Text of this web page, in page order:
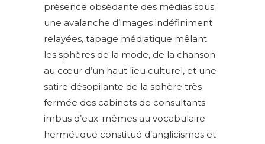
présence obsédante des médias sous
une avalanche d’images indéfiniment
relayées, tapage médiatique mêlant
les sphères de la mode, de la chanson
au cœur d’un haut lieu culturel, et une
satire désopilante de la sphère très
fermée des cabinets de consultants
imbus d’eux-mêmes au vocabulaire
hermétique constitué d’anglicismes et